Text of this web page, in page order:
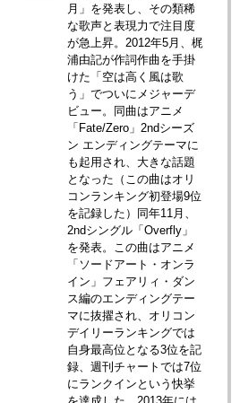
月」を発表し、その類稀
な歌声と表現力で注目度
が急上昇。2012年5月、梶
浦由記が作詞作曲を手掛
けた「空は高く風は歌
う」でついにメジャーデ
ビュー。同曲はアニメ
「Fate/Zero」2ndシーズ
ン エンディングテーマに
も起用され、大きな話題
となった（この曲はオリ
コンランキング初登場9位
を記録した）同年11月、
2ndシングル「Overfly」
を発表。この曲はアニメ
「ソードアート・オンラ
イン」フェアリィ・ダン
ス編のエンディングテー
マに抜擢され、オリコン
デイリーランキングでは
自身最高位となる3位を記
録、週刊チャートでは7位
にランクインという快挙